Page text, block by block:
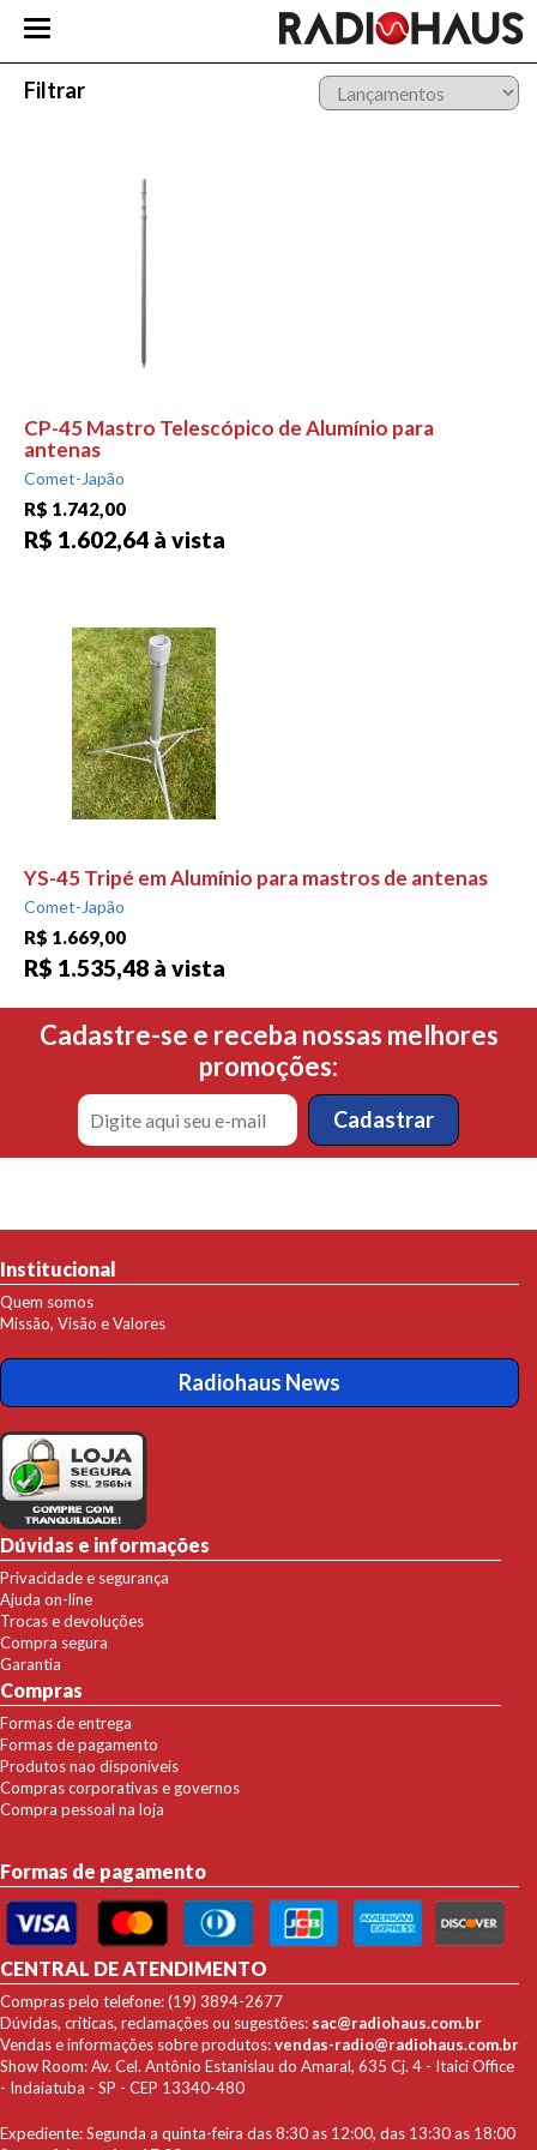
Filtrar
CP-45 Mastro Telescópico de Alumínio para
antenas
Comet-Japão
R$ 1.742,00
R$ 1.602,64 à vista
YS-45 Tripé em Alumínio para mastros de antenas
Comet-Japão
R$ 1.669,00
R$ 1.535,48 à vista
Cadastre-se e receba nossas melhores
promoções:
Institucional
Quem somos
Missão, Visão e Valores
Radiohaus News
Dúvidas e informações
Privacidade e segurança
Ajuda on-line
Trocas e devoluções
Compra segura
Garantia
Compras
Formas de entrega
Formas de pagamento
Produtos nao disponíveis
Compras corporativas e governos
Compra pessoal na loja
Formas de pagamento
CENTRAL DE ATENDIMENTO
Compras pelo telefone: (19) 3894-2677
Dúvidas, críticas, reclamações ou sugestões: sac@radiohaus.com.br
Vendas e informações sobre produtos:vendas-radio@radiohaus.com.br
Show Room: Av. Cel. Antônio Estanislau do Amaral, 635 Cj. 4 - Itaici Office
- Indaiatuba - SP - CEP 13340-480
Expediente: Segunda a quinta-feira das 8:30 as 12:00, das 13:30 as 18:00